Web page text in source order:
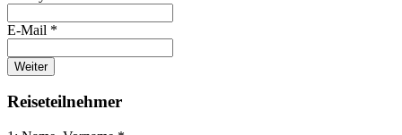
E-Mail *
Weiter
Reiseteilnehmer